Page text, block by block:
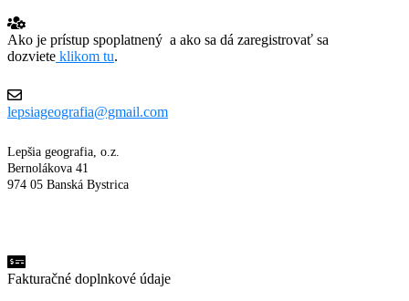
Ako je prístup spoplatnený a ako sa dá zaregistrovať sa
dozviete klikom tu.
lepsiageografia@gmail.com
Lepšia geografia, o.z.
Bernolákova 41
974 05 Banská Bystrica
Fakturačné doplnkové údaje